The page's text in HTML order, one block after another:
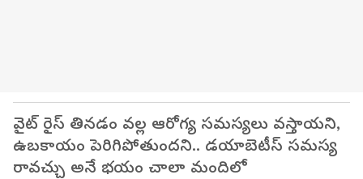
వైట్ రైస్ తినడం వల్ల ఆరోగ్య సమస్యలు వస్తాయని,
ఉబకాయం పెరిగిపోతుందని.. డయాబెటీస్ సమస్య
రావచ్చు అనే భయం చాలా మందిలో